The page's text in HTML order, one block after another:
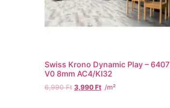
Swiss Krono Dynamic Play – 6407
V0 8mm AC4/KI32
6,990Ft 3,990Ft /m²